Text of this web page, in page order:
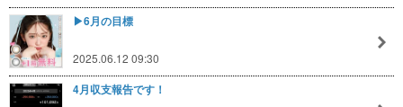
▶︎6月の目標
2025.06.12 09:30
4月収支報告です！